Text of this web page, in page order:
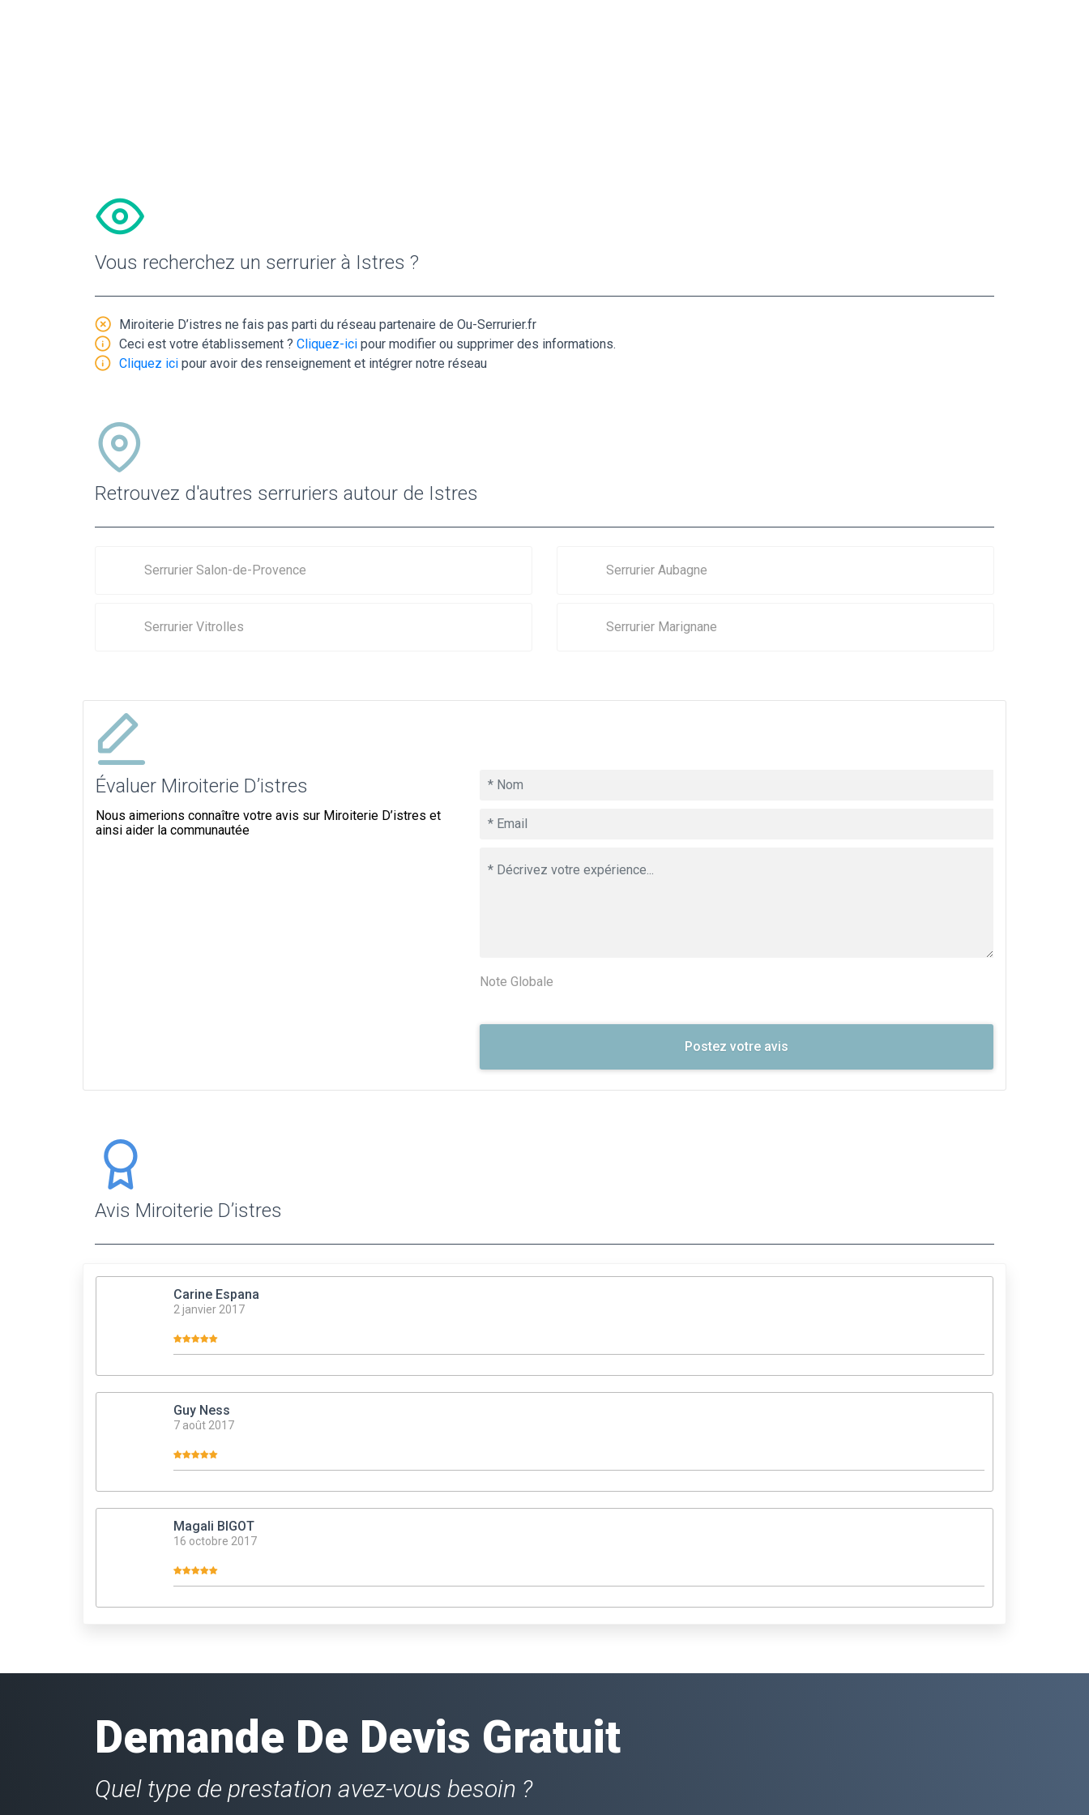
Vous recherchez un serrurier à Istres ?
Miroiterie D’istres ne fais pas parti du réseau partenaire de Ou-Serrurier.fr
Ceci est votre établissement ? Cliquez-ici pour modifier ou supprimer des informations.
Cliquez ici pour avoir des renseignement et intégrer notre réseau
Retrouvez d'autres serruriers autour de Istres
Serrurier Salon-de-Provence Serrurier Aubagne
Serrurier Vitrolles Serrurier Marignane
Évaluer Miroiterie D’istres
Nous aimerions connaître votre avis sur Miroiterie D’istres et
ainsi aider la communautée
Note Globale
Avis Miroiterie D’istres
Carine Espana
2 janvier 2017
Guy Ness
7 août 2017
Magali BIGOT
16 octobre 2017
Demande De Devis Gratuit
Quel type de prestation avez-vous besoin ?